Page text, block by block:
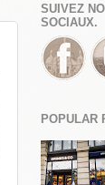
SUIVEZ
SOCIAUX.
POPULAR